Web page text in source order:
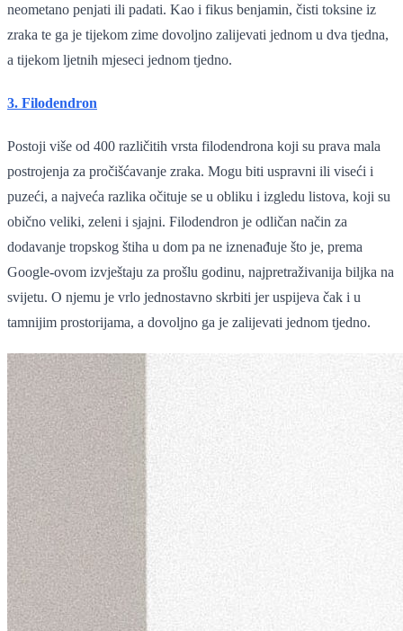
neometano penjati ili padati. Kao i fikus benjamin, čisti toksine iz
zraka te ga je tijekom zime dovoljno zalijevati jednom u dva tjedna,
a tijekom ljetnih mjeseci jednom tjedno.
3. Filodendron
Postoji više od 400 različitih vrsta filodendrona koji su prava mala
postrojenja za pročišćavanje zraka. Mogu biti uspravni ili viseći i
puzeći, a najveća razlika očituje se u obliku i izgledu listova, koji su
obično veliki, zeleni i sjajni. Filodendron je odličan način za
dodavanje tropskog štiha u dom pa ne iznenađuje što je, prema
Google-ovom izvještaju za prošlu godinu, najpretraživanija biljka na
svijetu. O njemu je vrlo jednostavno skrbiti jer uspijeva čak i u
tamnijim prostorijama, a dovoljno ga je zalijevati jednom tjedno.